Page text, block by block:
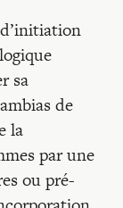
sa
de
la
par une
ou pré-